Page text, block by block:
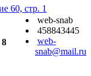
60, стр. 1
8
web-snab
458843445
web-
snab@mail.ru